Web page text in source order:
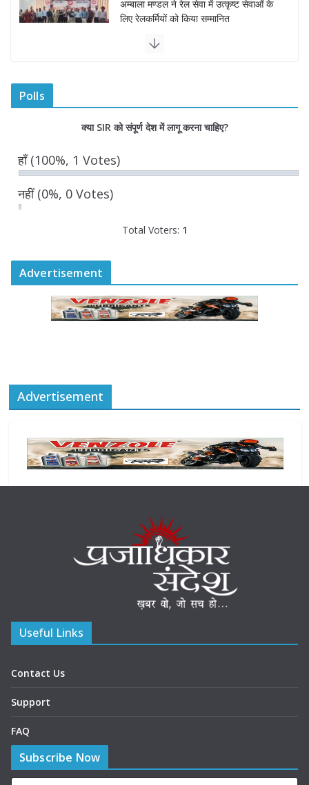
अम्बाला मण्डल ने रेल सेवा में उत्कृष्ट सेवाओं के
लिए रेलकर्मियों को किया सम्मानित
August 6, 2026
August 6, 2026 0 Comments
Polls
क्या SIR को संपूर्ण देश में लागू करना चाहिए?
हाँ(100%, 1 Votes)
नहीं(0%, 0 Votes)
Total Voters: 1
Advertisement
Advertisement
Useful Links
Contact Us
Support
FAQ
Subscribe Now
P
*